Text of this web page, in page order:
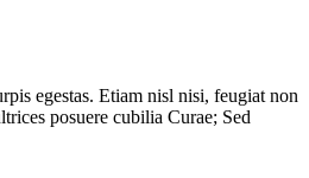
egestas. Etiam nisl nisi, feugiat non
posuere cubilia Curae; Sed